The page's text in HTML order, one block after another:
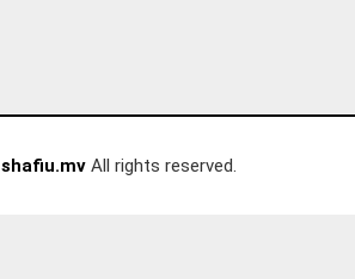
shafiu.mvAll rights reserved.